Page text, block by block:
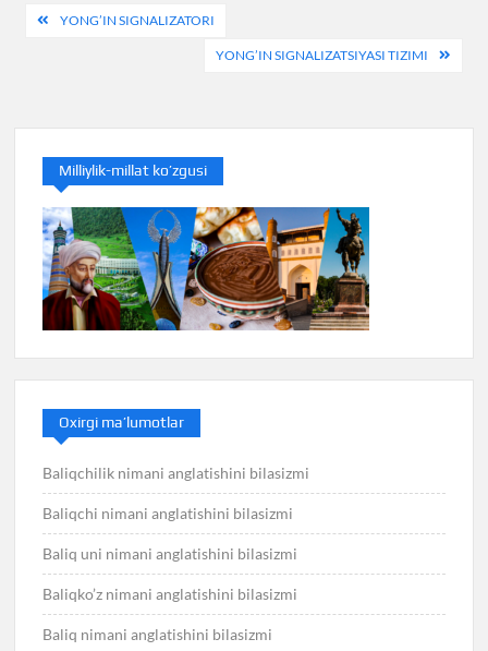
PostYONG’IN SIGNALIZATORI
YONG’IN SIGNALIZATSIYASI TIZIMI
Milliylik-millat ko’zgusi
Oxirgi ma’lumotlar
Baliqchilik nimani anglatishini bilasizmi
Baliqchi nimani anglatishini bilasizmi
Baliq uni nimani anglatishini bilasizmi
Baliqko’z nimani anglatishini bilasizmi
Baliq nimani anglatishini bilasizmi